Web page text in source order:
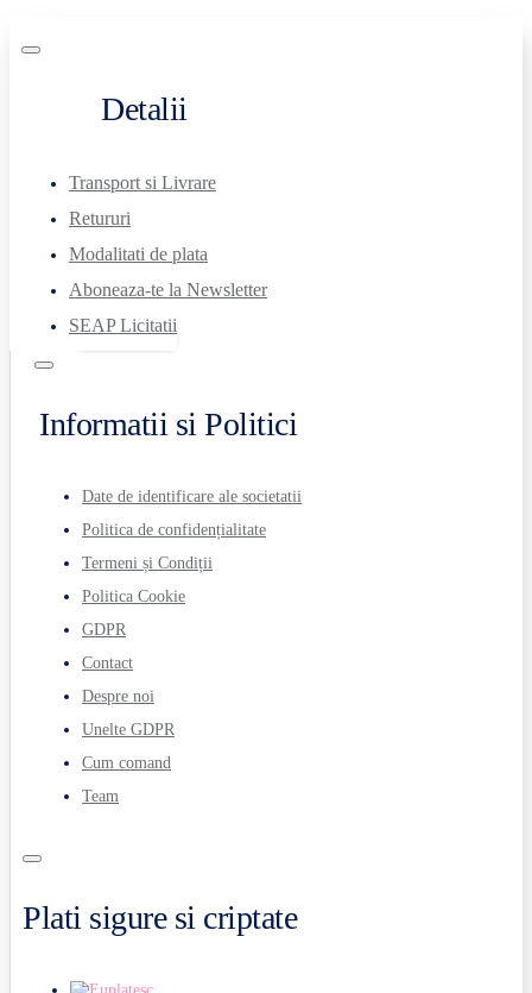
Detalii
Transport si Livrare
Retururi
Modalitati de plata
Aboneaza-te la Newsletter
SEAP Licitatii
Informatii si Politici
Date de identificare ale societatii
Politica de confidențialitate
Termeni și Condiții
Politica Cookie
GDPR
Contact
Despre noi
Unelte GDPR
Cum comand
Team
Plati sigure si criptate